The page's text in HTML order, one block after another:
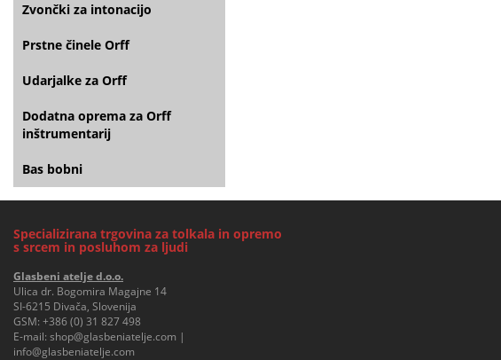
Zvončki za intonacijo
Prstne činele Orff
Udarjalke za Orff
Dodatna oprema za Orff
inštrumentarij
Bas bobni
Specializirana trgovina za tolkala in opremo
s srcem in posluhom za ljudi
Glasbeni atelje d.o.o.
Ulica dr. Bogomira Magajne 14
SI-6215 Divača, Slovenija
GSM: +386 (0) 31 827 498
E-mail: shop@glasbeniatelje.com |
info@glasbeniatelje.com